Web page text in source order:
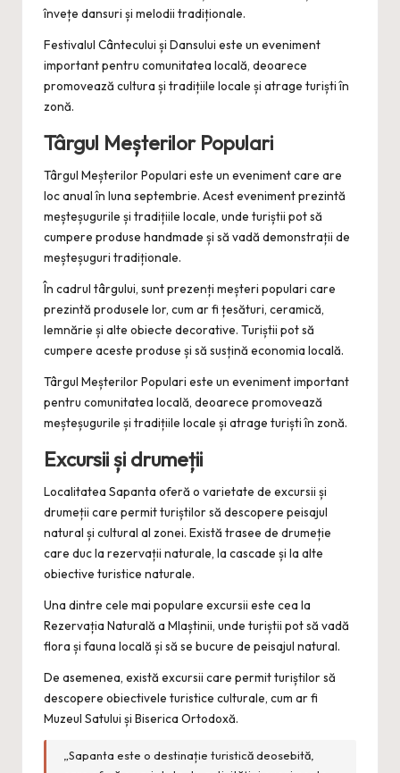
învețe dansuri și melodii tradiționale.
Festivalul Cântecului și Dansului este un eveniment
important pentru comunitatea locală, deoarece
promovează cultura și tradițiile locale și atrage turiști în
zonă.
Târgul Meșterilor Populari
Târgul Meșterilor Populari este un eveniment care are
loc anual în luna septembrie. Acest eveniment prezintă
meșteșugurile și tradițiile locale, unde turiștii pot să
cumpere produse handmade și să vadă demonstrații de
meșteșuguri tradiționale.
În cadrul târgului, sunt prezenți meșteri populari care
prezintă produsele lor, cum ar fi țesături, ceramică,
lemnărie și alte obiecte decorative. Turiștii pot să
cumpere aceste produse și să susțină economia locală.
Târgul Meșterilor Populari este un eveniment important
pentru comunitatea locală, deoarece promovează
meșteșugurile și tradițiile locale și atrage turiști în zonă.
Excursii și drumeții
Localitatea Sapanta oferă o varietate de excursii și
drumeții care permit turiștilor să descopere peisajul
natural și cultural al zonei. Există trasee de drumeție
care duc la rezervații naturale, la cascade și la alte
obiective turistice naturale.
Una dintre cele mai populare excursii este cea la
Rezervația Naturală a Mlaștinii, unde turiștii pot să vadă
flora și fauna locală și să se bucure de peisajul natural.
De asemenea, există excursii care permit turiștilor să
descopere obiectivele turistice culturale, cum ar fi
Muzeul Satului și Biserica Ortodoxă.
„Sapanta este o destinație turistică deosebită,